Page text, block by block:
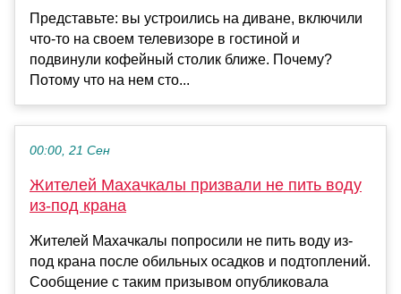
Представьте: вы устроились на диване, включили
что-то на своем телевизоре в гостиной и
подвинули кофейный столик ближе. Почему?
Потому что на нем сто...
00:00, 21 Сен
Жителей Махачкалы призвали не пить воду
из-под крана
Жителей Махачкалы попросили не пить воду из-
под крана после обильных осадков и подтоплений.
Сообщение с таким призывом опубликовала